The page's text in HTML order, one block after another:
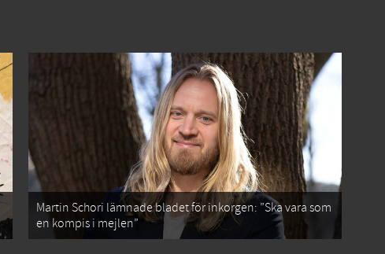
Martin Schori lämnade bladet för inkorgen: ”Ska vara som
en kompis i mejlen”